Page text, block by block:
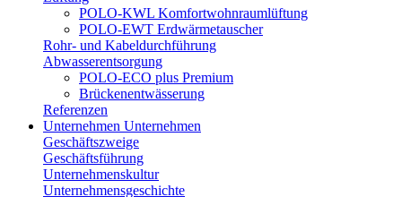
POLO-KWL Komfortwohnraumlüftung
POLO-EWT Erdwärmetauscher
Rohr- und Kabeldurchführung
Abwasserentsorgung
POLO-ECO plus Premium
Brückenentwässerung
Referenzen
Unternehmen Unternehmen
Geschäftszweige
Geschäftsführung
Unternehmenskultur
Unternehmensgeschichte